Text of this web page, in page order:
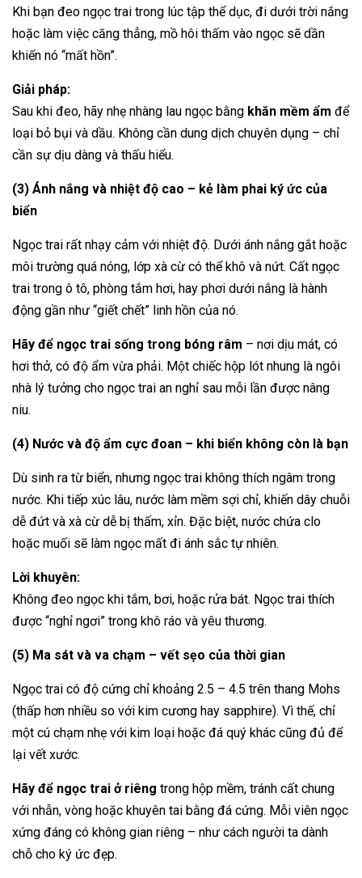
Khi bạn đeo ngọc trai trong lúc tập thể dục, đi dưới trời nắng
hoặc làm việc căng thẳng, mồ hôi thấm vào ngọc sẽ dần
khiến nó “mất hồn”.
Giải pháp:
Sau khi đeo, hãy nhẹ nhàng lau ngọc bằng khăn mềm ẩm để
loại bỏ bụi và dầu. Không cần dung dịch chuyên dụng – chỉ
cần sự dịu dàng và thấu hiểu.
(3) Ánh nắng và nhiệt độ cao – kẻ làm phai ký ức của
biển
Ngọc trai rất nhạy cảm với nhiệt độ. Dưới ánh nắng gắt hoặc
môi trường quá nóng, lớp xà cừ có thể khô và nứt. Cất ngọc
trai trong ô tô, phòng tắm hơi, hay phơi dưới nắng là hành
động gần như “giết chết” linh hồn của nó.
Hãy để ngọc trai sống trong bóng râm – nơi dịu mát, có
hơi thở, có độ ẩm vừa phải. Một chiếc hộp lót nhung là ngôi
nhà lý tưởng cho ngọc trai an nghỉ sau mỗi lần được nâng
niu.
(4) Nước và độ ẩm cực đoan – khi biển không còn là bạn
Dù sinh ra từ biển, nhưng ngọc trai không thích ngâm trong
nước. Khi tiếp xúc lâu, nước làm mềm sợi chỉ, khiến dây chuỗi
dễ đứt và xà cừ dễ bị thấm, xỉn. Đặc biệt, nước chứa clo
hoặc muối sẽ làm ngọc mất đi ánh sắc tự nhiên.
Lời khuyên:
Không đeo ngọc khi tắm, bơi, hoặc rửa bát. Ngọc trai thích
được “nghỉ ngơi” trong khô ráo và yêu thương.
(5) Ma sát và va chạm – vết sẹo của thời gian
Ngọc trai có độ cứng chỉ khoảng 2.5 – 4.5 trên thang Mohs
(thấp hơn nhiều so với kim cương hay sapphire). Vì thế, chỉ
một cú chạm nhẹ với kim loại hoặc đá quý khác cũng đủ để
lại vết xước.
Hãy để ngọc trai ở riêng trong hộp mềm, tránh cất chung
với nhẫn, vòng hoặc khuyên tai bằng đá cứng. Mỗi viên ngọc
xứng đáng có không gian riêng – như cách người ta dành
chỗ cho ký ức đẹp.